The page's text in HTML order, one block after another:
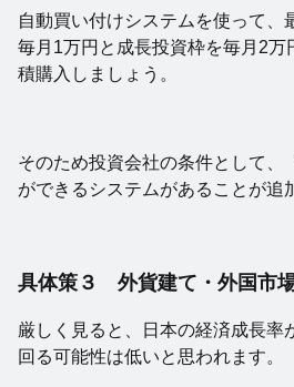
自動買い付けシステムを使って、
毎月1万円と成長投資枠を毎月2万
積購入しましょう。
そのため投資会社の条件として、
ができるシステムがあることが追
具体策３ 外貨建て・外国市
厳しく見ると、日本の経済成長率
回る可能性は低いと思われます。